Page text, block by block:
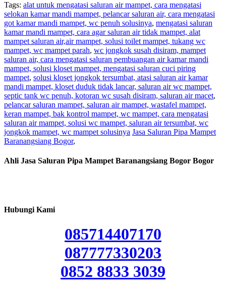
Tags: alat untuk mengatasi saluran air mampet, cara mengatasi
selokan kamar mandi mampet, pelancar saluran air, cara mengatasi
got kamar mandi mampet, wc penuh solusinya, mengatasi saluran
kamar mandi mampet, cara agar saluran air tidak mampet, alat
mampet saluran air,air mampet, solusi toilet mampet, tukang wc
mampet, wc mampet parah, wc jongkok susah disiram, mampet
saluran air, cara mengatasi saluran pembuangan air kamar mandi
mampet, solusi kloset mampet, mengatasi saluran cuci piring
mampet, solusi kloset jongkok tersumbat, atasi saluran air kamar
mandi mampet, kloset duduk tidak lancar, saluran air wc mampet,
septic tank wc penuh, kotoran wc susah disiram, saluran air macet,
pelancar saluran mampet, saluran air mampet, wastafel mampet,
keran mampet, bak kontrol mampet, wc mampet, cara mengatasi
saluran air mampet, solusi wc mampet, saluran air tersumbat, wc
jongkok mampet, wc mampet solusinya Jasa Saluran Pipa Mampet
Baranangsiang Bogor,
Ahli Jasa Saluran Pipa Mampet Baranangsiang Bogor Bogor
Hubungi Kami
085714407170
087777330203
0852 8833 3039